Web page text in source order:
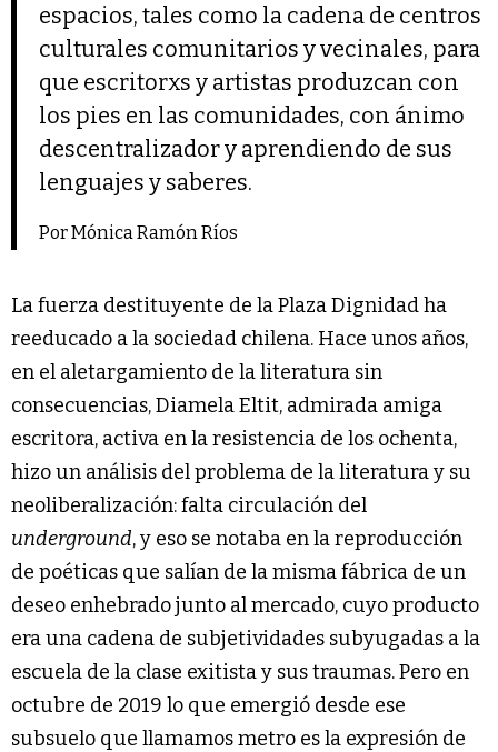
espacios, tales como la cadena de centros
culturales comunitarios y vecinales, para
que escritorxs y artistas produzcan con
los pies en las comunidades, con ánimo
descentralizador y aprendiendo de sus
lenguajes y saberes.
Por Mónica Ramón Ríos
La fuerza destituyente de la Plaza Dignidad ha
reeducado a la sociedad chilena. Hace unos años,
en el aletargamiento de la literatura sin
consecuencias, Diamela Eltit, admirada amiga
escritora, activa en la resistencia de los ochenta,
hizo un análisis del problema de la literatura y su
neoliberalización: falta circulación del
underground, y eso se notaba en la reproducción
de poéticas que salían de la misma fábrica de un
deseo enhebrado junto al mercado, cuyo producto
era una cadena de subjetividades subyugadas a la
escuela de la clase exitista y sus traumas. Pero en
octubre de 2019 lo que emergió desde ese
subsuelo que llamamos metro es la expresión de